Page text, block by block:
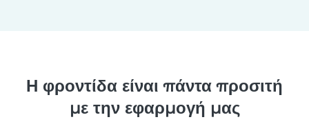
Η φροντίδα είναι πάντα προσιτή
με την εφαρμογή μας